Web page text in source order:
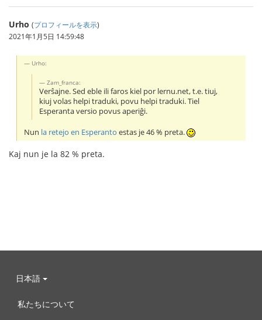
Urho (プロフィールを表示)
2021年1月5日 14:59:48
Urho:
Zam_franca:
Verŝajne. Sed eble ili faros kiel por lernu.net, t.e. tiuj,
kiuj volas helpi traduki, povu helpi traduki. Tiel
Esperanta versio povus aperiĝi.
Nun la retejo en Esperanto estas je 46 % preta.
Kaj nun je la 82 % preta.
日本語
私たちについて